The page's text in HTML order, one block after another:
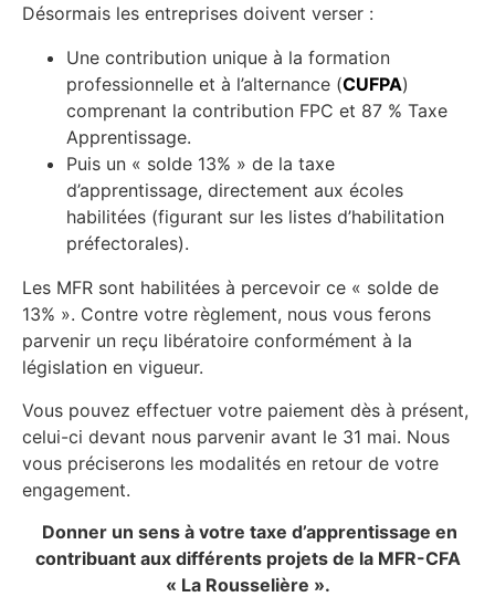
Désormais les entreprises doivent verser :
Une contribution unique à la formation
professionnelle et à l’alternance (CUFPA)
comprenant la contribution FPC et 87 % Taxe
Apprentissage.
Puis un « solde 13% » de la taxe
d’apprentissage, directement aux écoles
habilitées (figurant sur les listes d’habilitation
préfectorales).
Les MFR sont habilitées à percevoir ce « solde de
13% ». Contre votre règlement, nous vous ferons
parvenir un reçu libératoire conformément à la
législation en vigueur.
Vous pouvez effectuer votre paiement dès à présent,
celui-ci devant nous parvenir avant le 31 mai. Nous
vous préciserons les modalités en retour de votre
engagement.
Donner un sens à votre taxe d’apprentissage en
contribuant aux différents projets de la MFR-CFA
« La Rousselière ».